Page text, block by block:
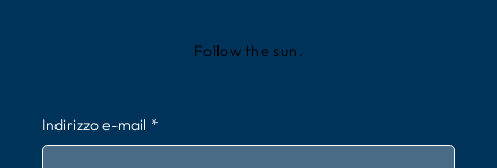
Follow the sun.
Indirizzo e-mail *